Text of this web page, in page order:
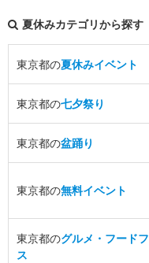
夏休みカテゴリから探す
東京都の夏休みイベント
東京都の七夕祭り
東京都の盆踊り
東京都の無料イベント
東京都のグルメ・フード
ス